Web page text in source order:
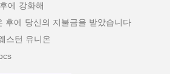
에 강화해
후에 당신의 지불금을 받았습니다
스턴 유니온